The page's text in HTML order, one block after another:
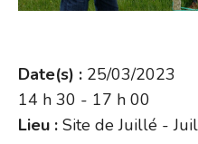
Date(s) : 25/03/2023
14 h 30 - 17 h 00
Lieu : Site de Juillé -